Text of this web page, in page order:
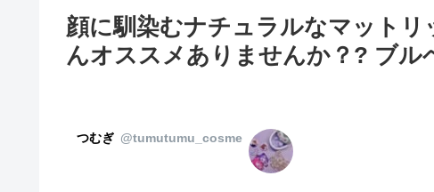
顔に馴染むナチュラルなマット
んオススメありませんか？? ブル
つむぎ @tumutumu_cosme